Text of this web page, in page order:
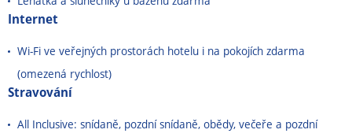
Internet
Wi-Fi ve veřejných prostorách hotelu i na pokojích zdarma
(omezená rychlost)
Stravování
All Inclusive: snídaně, pozdní snídaně, obědy, večeře a pozdní